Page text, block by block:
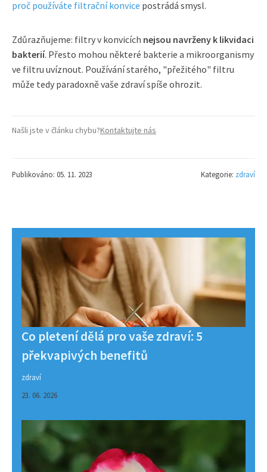
proč používáte filtrační konvice postrádá smysl.
Zdůrazňujeme: filtry v konvicích nejsou navrženy k likvidaci
bakterií. Přesto mohou některé bakterie a mikroorganismy
ve filtru uvíznout. Používání starého, "přežitého" filtru
může tedy paradoxně vaše zdraví spíše ohrozit.
Našli jste v článku chybu?Kontaktujte nás
Publikováno: 05. 11. 2023 Kategorie: zdraví
Co pletení dělá pro vaše zdraví: 5
překvapivých benefitů
zdraví
23. 06. 2026